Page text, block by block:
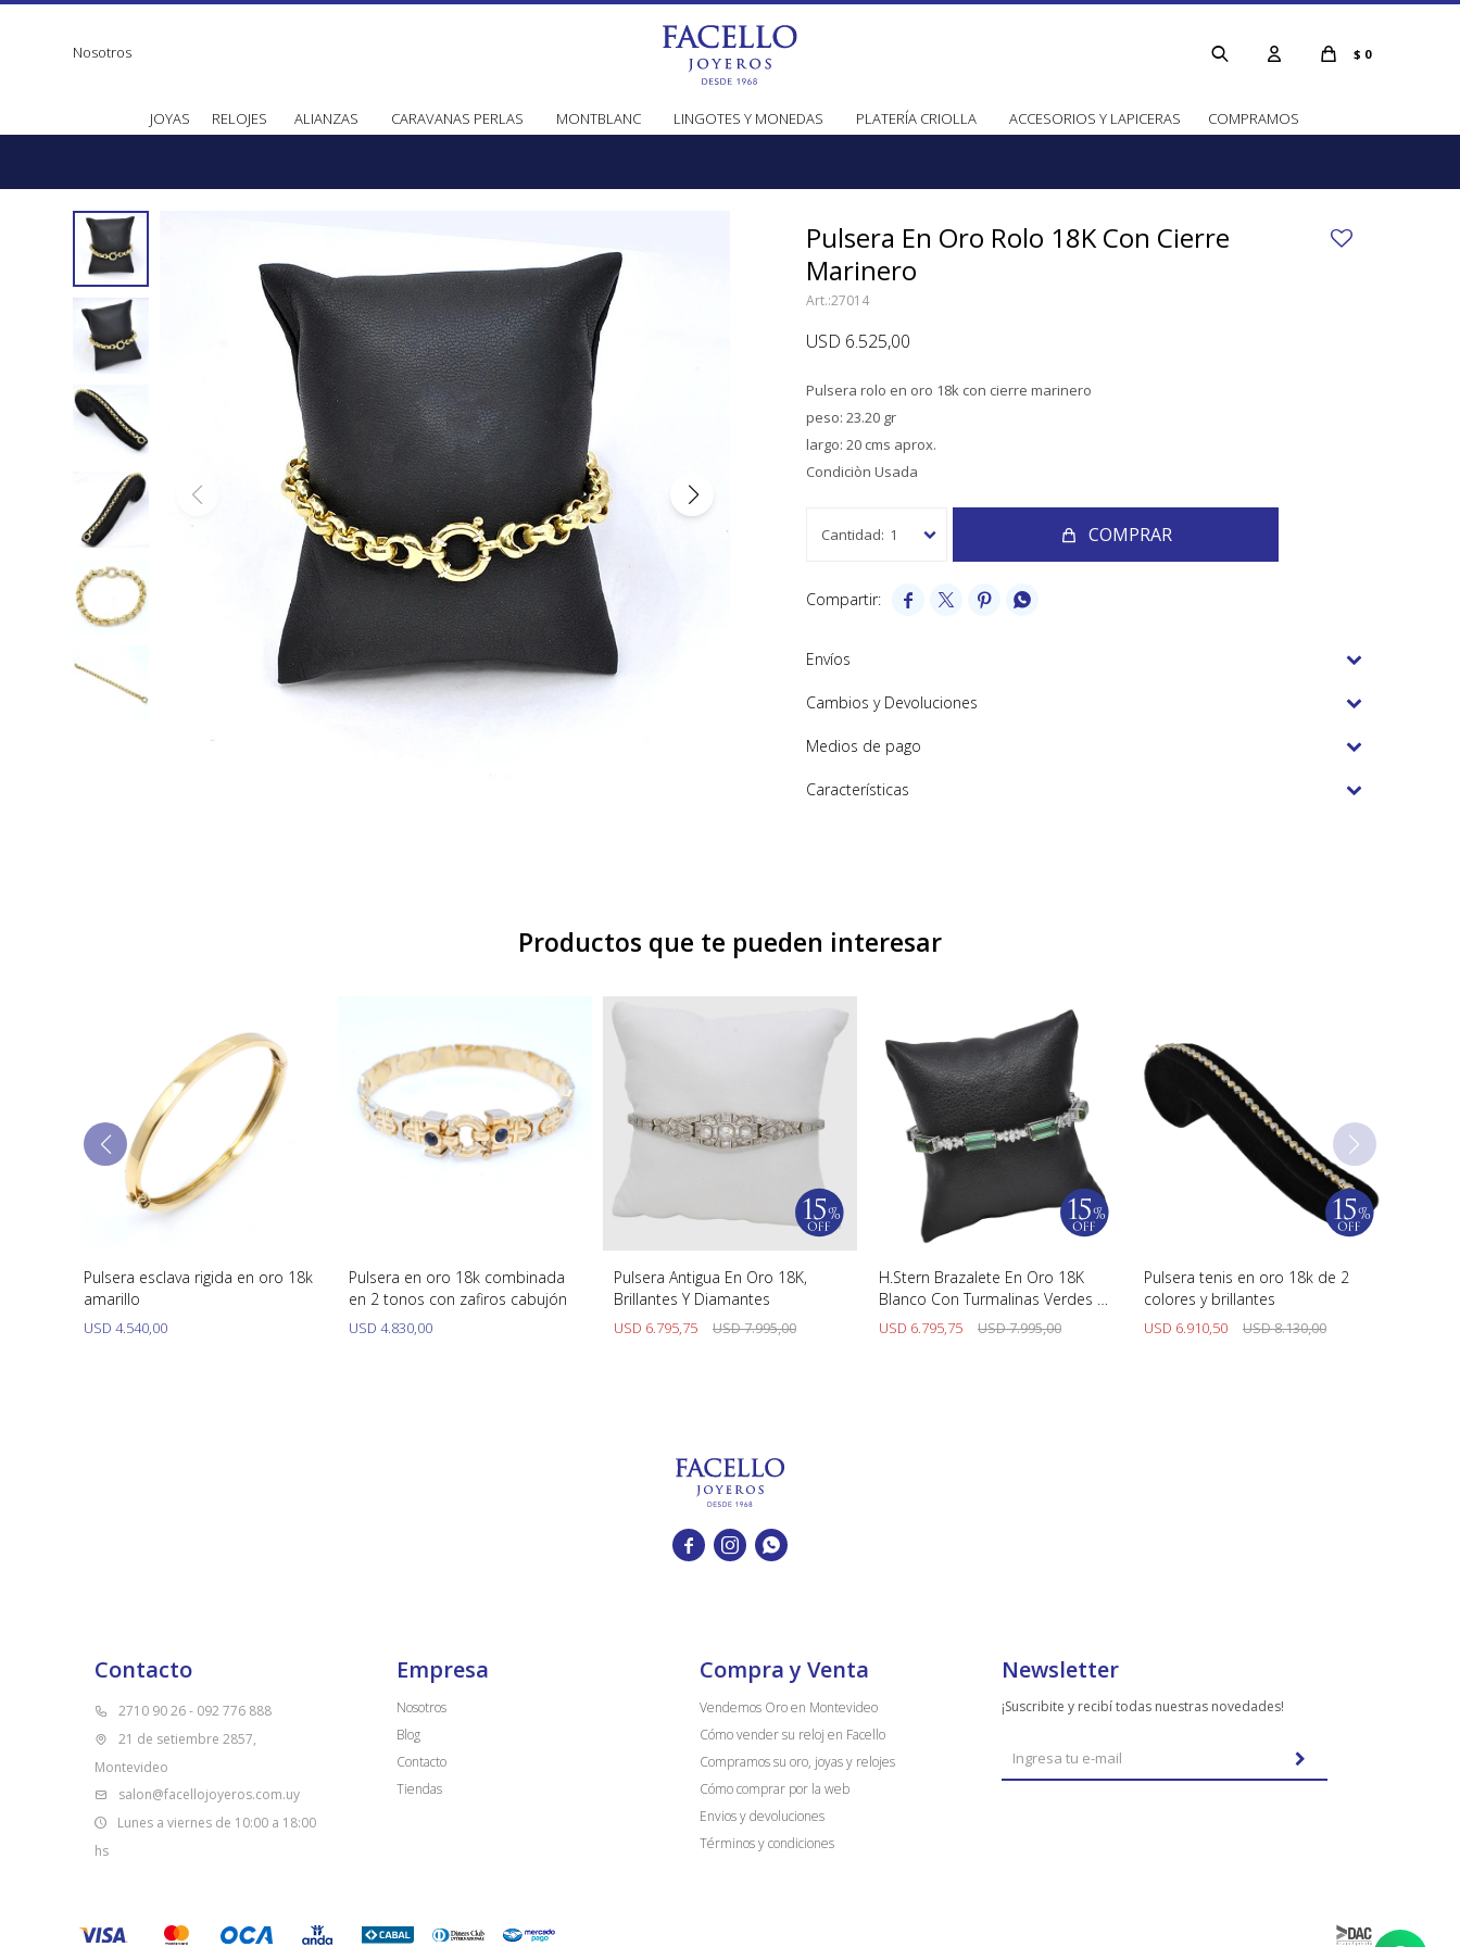
JOYAS RELOJES ALIANZAS CARAVANAS PERLAS MONTBLANC LINGOTES Y MONEDAS PLATERÍA CRIOLLA ACCESORIOS Y LAPICERAS COMPRAMOS
$ 0
Nosotros
Pulsera En Oro Rolo 18K Con Cierre
Marinero
27014
USD 6.525,00
Pulsera rolo en oro 18k con cierre marinero
peso: 23.20 gr
largo: 20 cms aprox.
Condiciòn Usada
1 COMPRAR
   
Envíos
Cambios y Devoluciones
Medios de pago
Características
Productos que te pueden interesar
Pulsera esclava rigida en oro 18k
amarillo
USD 4.540,00
Pulsera en oro 18k combinada
en 2 tonos con zafiros cabujón
USD 4.830,00
Pulsera Antigua En Oro 18K,
Brillantes Y Diamantes
USD 6.795,75 USD7.995,00
H.Stern Brazalete En Oro 18K
Blanco Con Turmalinas Verdes Y
Brillantes.
USD 6.795,75 USD7.995,00
Pulsera tenis en oro 18k de 2
colores y brillantes
USD 6.910,50 USD8.130,00
  
Contacto
2710 90 26 - 092 776 888
21 de setiembre 2857,
Montevideo
salon@facellojoyeros.com.uy
Lunes a viernes de 10:00 a 18:00
hs
Empresa
Nosotros
Blog
Contacto
Tiendas
Compra y Venta
Vendemos Oro en Montevideo
Cómo vender su reloj en Facello
Compramos su oro, joyas y relojes
Cómo comprar por la web
Envios y devoluciones
Términos y condiciones
Newsletter
¡Suscribite y recibí todas nuestras novedades!